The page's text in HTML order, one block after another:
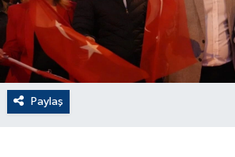
Paylaş
English News
Finans
Flaş Haber